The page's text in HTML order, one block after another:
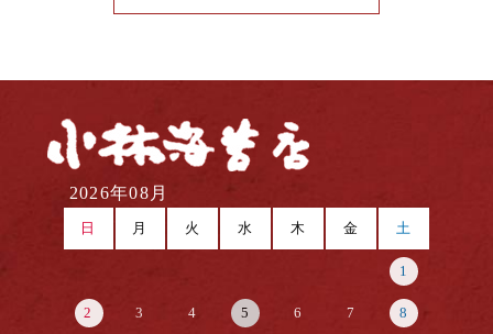
2026年08月
日 月 火 水 木 金 土
1
2 3 4 5 6 7 8